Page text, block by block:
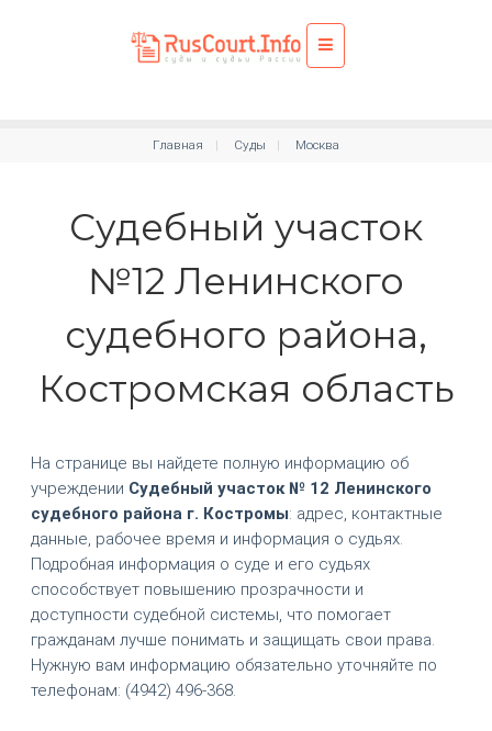
Главная Суды Москва
Судебный участок
№12 Ленинского
судебного района,
Костромская область
На странице вы найдете полную информацию об
учреждении Судебный участок № 12 Ленинского
судебного района г. Костромы: адрес, контактные
данные, рабочее время и информация о судьях.
Подробная информация о суде и его судьях
способствует повышению прозрачности и
доступности судебной системы, что помогает
гражданам лучше понимать и защищать свои права.
Нужную вам информацию обязательно уточняйте по
телефонам: (4942) 496-368.